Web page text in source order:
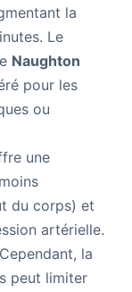
la
Le
Naughton
pour les
ou
une
du corps) et
artérielle.
la
peut limiter